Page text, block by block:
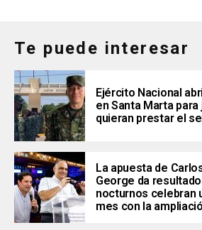
Te puede interesar
Ejército Nacional
en Santa Marta
quieran prestar el
La apuesta de
George da
nocturnos celebran
mes con la